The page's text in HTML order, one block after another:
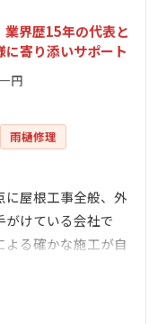
界歴15年の代表と
寄り添いサポート
円
雨樋修理
に屋根工事全般、外
けている会社で
よる確かな施工が自
ーまでお客様に寄
ットワークを活か
活動しており、雨